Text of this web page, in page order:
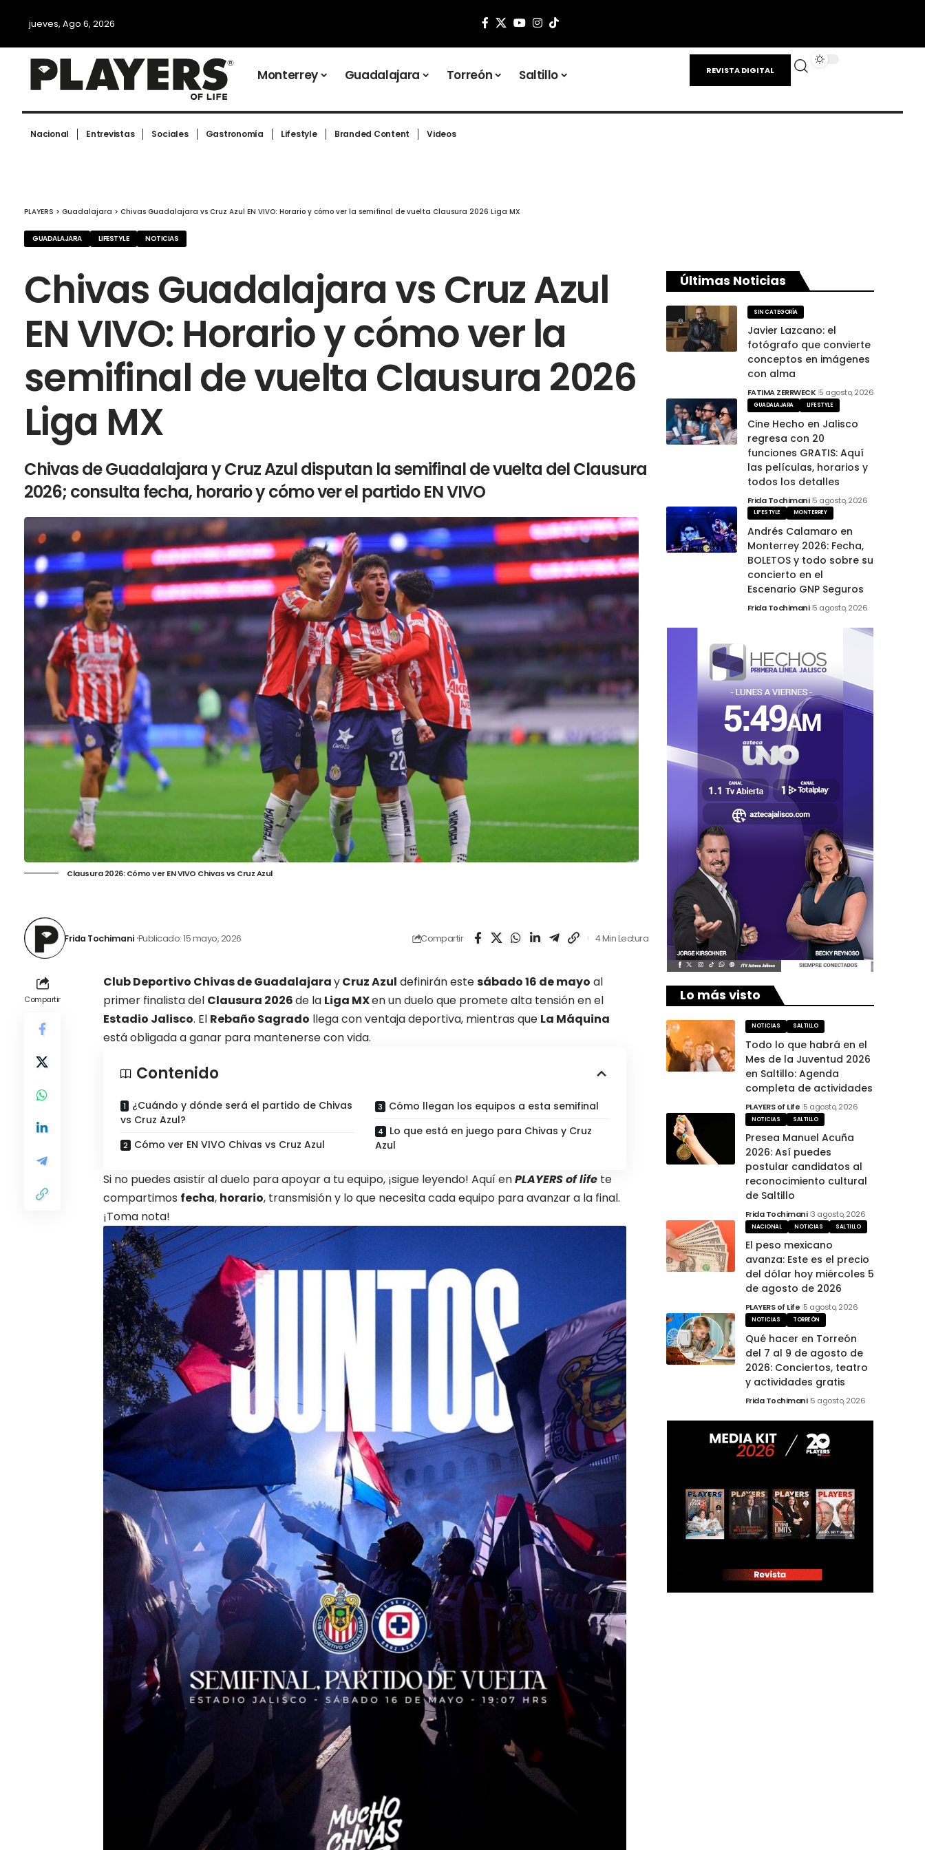
jueves, Ago 6, 2026
Monterrey Guadalajara Torreón Saltillo REVISTA DIGITAL
Nacional Entrevistas Sociales Gastronomía Lifestyle Branded Content Videos
PLAYERS > Guadalajara > Chivas Guadalajara vs Cruz Azul EN VIVO: Horario y cómo ver la semifinal de vuelta Clausura 2026 Liga MX
GUADALAJARA LIFESTYLE NOTICIAS
Chivas Guadalajara vs Cruz Azul
EN VIVO: Horario y cómo ver la
semifinal de vuelta Clausura 2026
Liga MX
Chivas de Guadalajara y Cruz Azul disputan la semifinal de vuelta del Clausura
2026; consulta fecha, horario y cómo ver el partido EN VIVO
Clausura 2026: Cómo ver EN VIVO Chivas vs Cruz Azul
Frida Tochimani Publicado: 15 mayo, 2026 Compartir 4 Min Lectura
Compartir
Club Deportivo Chivas de GuadalajarayCruz Azul definirán estesábado 16 de mayo al
primer finalista del Clausura 2026de la Liga MXen un duelo que promete alta tensión en el
Estadio Jalisco. El Rebaño Sagrado llega con ventaja deportiva, mientras que La Máquina
está obligada a ganar para mantenerse con vida.
Contenido
¿Cuándo y dónde será el partido de Chivas
vs Cruz Azul?
Cómo ver EN VIVO Chivas vs Cruz Azul
Cómo llegan los equipos a esta semifinal
Lo que está en juego para Chivas y Cruz
Azul
Si no puedes asistir al duelo para apoyar a tu equipo, ¡sigue leyendo! Aquí enPLAYERS of life te
compartimos fecha, horario, transmisión y lo que necesita cada equipo para avanzar a la final.
¡Toma nota!
Últimas Noticias
SIN CATEGORÍA
Javier Lazcano: el
fotógrafo que convierte
conceptos en imágenes
con alma
FATIMA ZERRWECK 5 agosto, 2026
GUADALAJARA LIFESTYLE
Cine Hecho en Jalisco
regresa con 20
funciones GRATIS: Aquí
las películas, horarios y
todos los detalles
Frida Tochimani 5 agosto, 2026
LIFESTYLE MONTERREY
Andrés Calamaro en
Monterrey 2026: Fecha,
BOLETOS y todo sobre su
concierto en el
Escenario GNP Seguros
Frida Tochimani 5 agosto, 2026
Lo más visto
NOTICIAS SALTILLO
Todo lo que habrá en el
Mes de la Juventud 2026
en Saltillo: Agenda
completa de actividades
PLAYERS of Life 5 agosto, 2026
NOTICIAS SALTILLO
Presea Manuel Acuña
2026: Así puedes
postular candidatos al
reconocimiento cultural
de Saltillo
Frida Tochimani 3 agosto, 2026
NACIONAL NOTICIAS SALTILLO
El peso mexicano
avanza: Este es el precio
del dólar hoy miércoles 5
de agosto de 2026
PLAYERS of Life 5 agosto, 2026
NOTICIAS TORREÓN
Qué hacer en Torreón
del 7 al 9 de agosto de
2026: Conciertos, teatro
y actividades gratis
Frida Tochimani 5 agosto, 2026